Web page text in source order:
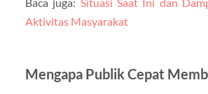
Baca juga: Situasi Saat Ini dan
Aktivitas Masyarakat
Mengapa Publik Cepat